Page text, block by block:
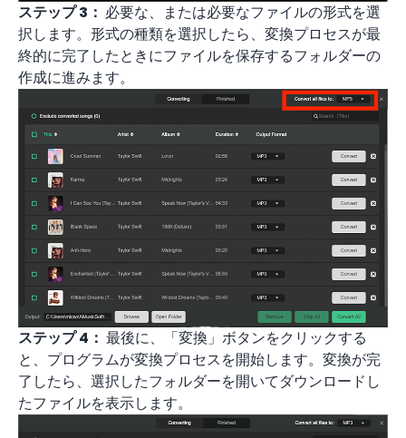
ステップ 3： 必要な、または必要なファイルの形式を選
択します。形式の種類を選択したら、変換プロセスが最
終的に完了したときにファイルを保存するフォルダーの
作成に進みます。
ステップ 4： 最後に、「変換」ボタンをクリックする
と、プログラムが変換プロセスを開始します。変換が完
了したら、選択したフォルダーを開いてダウンロードし
たファイルを表示します。